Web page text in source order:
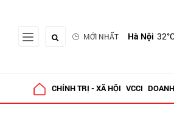
MỚI NHẤT Hà Nội
CHÍNH TRỊ - XÃ HỘI VCCI